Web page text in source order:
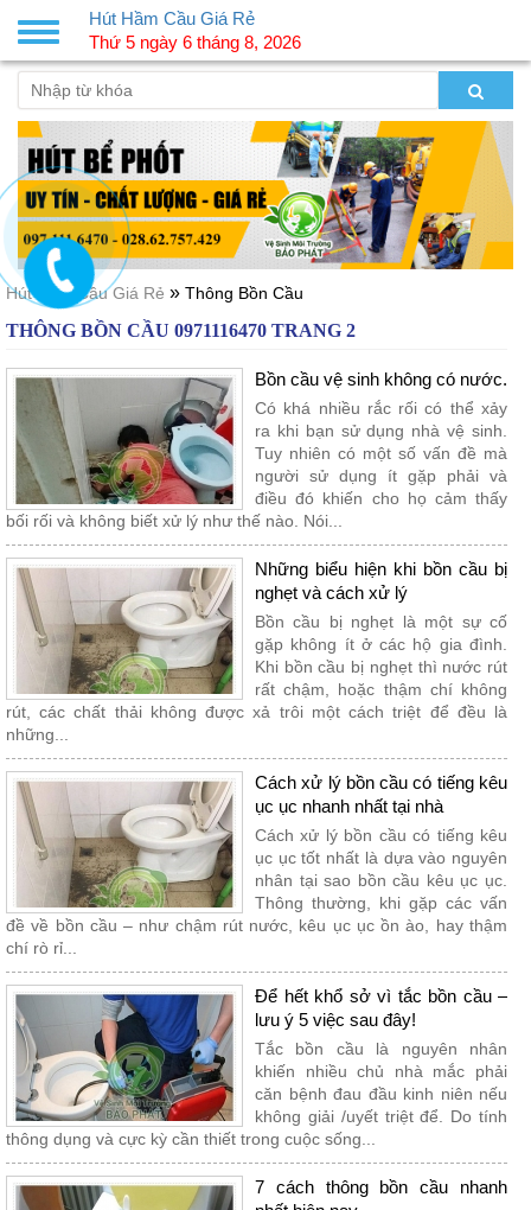
Hút Hầm Cầu Giá Rẻ » Thông Bồn Cầu
THÔNG BỒN CẦU 0971116470 TRANG 2
Bồn cầu vệ sinh không có nước.
Có khá nhiều rắc rối có thể xảy
ra khi bạn sử dụng nhà vệ sinh.
Tuy nhiên có một số vấn đề mà
người sử dụng ít gặp phải và
điều đó khiến cho họ cảm thấy
bối rối và không biết xử lý như thế nào. Nói...
Những biểu hiện khi bồn cầu bị
nghẹt và cách xử lý
Bồn cầu bị nghẹt là một sự cố
gặp không ít ở các hộ gia đình.
Khi bồn cầu bị nghẹt thì nước rút
rất chậm, hoặc thậm chí không
rút, các chất thải không được xả trôi một cách triệt để đều là
những...
Cách xử lý bồn cầu có tiếng kêu
ục ục nhanh nhất tại nhà
Cách xử lý bồn cầu có tiếng kêu
ục ục tốt nhất là dựa vào nguyên
nhân tại sao bồn cầu kêu ục ục.
Thông thường, khi gặp các vấn
đề về bồn cầu – như chậm rút nước, kêu ục ục ồn ào, hay thậm
chí rò rỉ...
Để hết khổ sở vì tắc bồn cầu –
lưu ý 5 việc sau đây!
Tắc bồn cầu là nguyên nhân
khiến nhiều chủ nhà mắc phải
căn bệnh đau đầu kinh niên nếu
không giải /uyết triệt để. Do tính
thông dụng và cực kỳ cần thiết trong cuộc sống...
7 cách thông bồn cầu nhanh
Toggle
navigation
Hút Hầm Cầu Giá Rẻ
Thứ 5 ngày 6 tháng 8, 2026